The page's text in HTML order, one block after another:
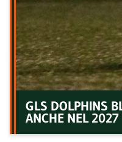
GLS DOLPHINS
ANCHE NEL 2027